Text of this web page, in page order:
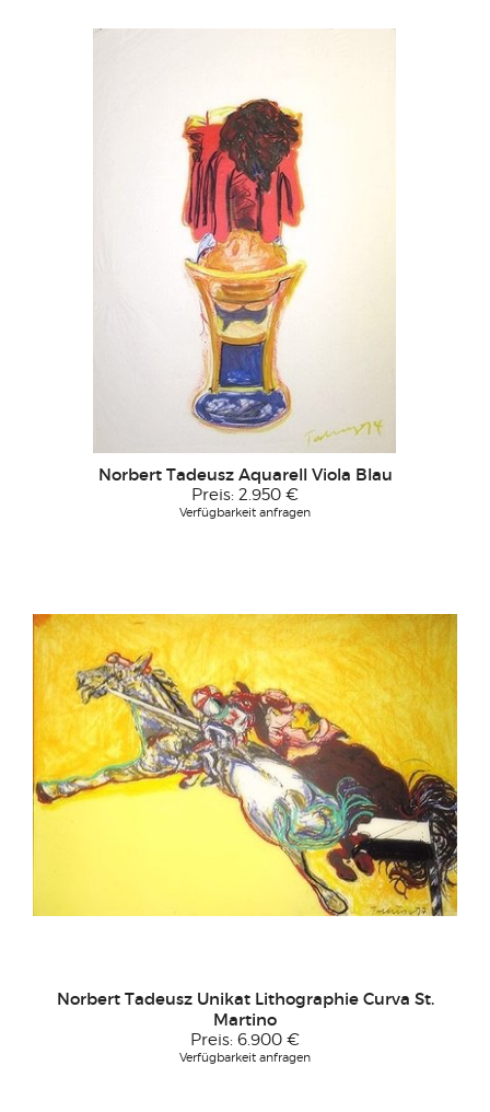
Norbert Tadeusz Aquarell Viola Blau
Preis: 2.950 €
Verfügbarkeit anfragen
Norbert Tadeusz Unikat Lithographie Curva St.
Martino
Preis: 6.900 €
Verfügbarkeit anfragen